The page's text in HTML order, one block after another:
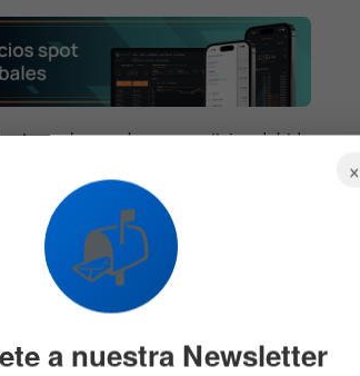
tuvo algunas buenas noticias debido
conocidas y poderosas de Wall
de títulos de la firma. Sin
pasaron de valer 63 USD a 53
registran una
importante ganancia
semanas muy volátiles por la
×
📬
a nuestra Newsletter